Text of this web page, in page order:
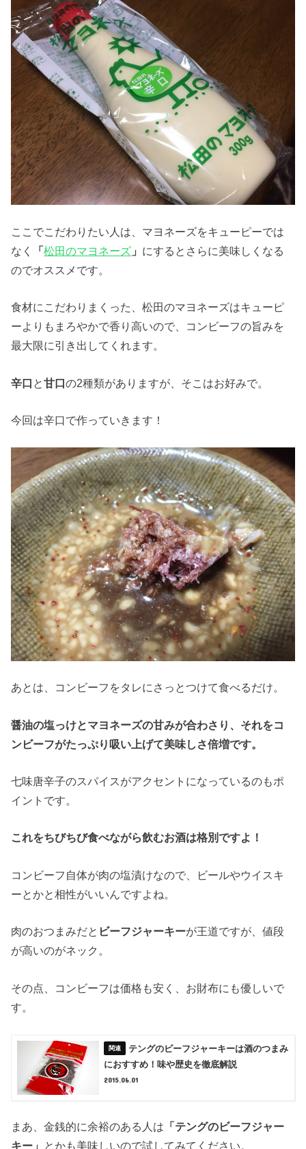
ここでこだわりたい人は、マヨネーズをキューピーでは
なく
「松田のマヨネーズ 」 にするとさらに美味しくなる
のでオススメです。
食材にこだわりまくった、松田のマヨネーズはキューピ
ーよりもまろやかで香り高いので、コンビーフの旨みを
最大限に引き出してくれます。
辛口 と甘口の2種類がありますが、そこはお好みで。
今回は辛口で作っていきます！
あとは、コンビーフをタレにさっとつけて食べるだけ。
醤油の塩っけとマヨネーズの甘みが合わさり、それをコ
ンビーフがたっぷり吸い上げて美味しさ倍増です。
七味唐辛子のスパイスがアクセントになっているのもポ
イントです。
これをちびちび食べながら飲むお酒は格別ですよ！
コンビーフ自体が肉の塩漬けなので、ビールやウイスキ
ーとかと相性がいいんですよね。
肉のおつまみだと ビーフジャーキーが王道ですが、値段
が高いのがネック。
その点、コンビーフは価格も安く、お財布にも優しいで
す。
テングのビーフジャーキーは酒のつまみ
におすすめ！味や歴史を徹底解説
2015.06.01
まあ、金銭的に余裕のある人は 「テングのビーフジャー
キー」 とかも美味しいので試してみてください。